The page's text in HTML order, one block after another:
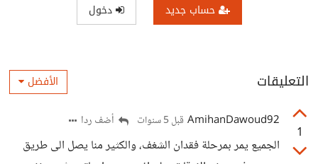
حساب جديد دخول
التعليقات الأفضل
1
AmihanDawoud92 قبل 5 سنوات أضف ردا
الجميع يمر بمرحلة فقدان الشغف، والكثير منا يصل الى طريق